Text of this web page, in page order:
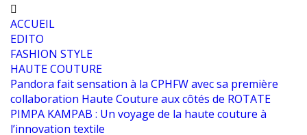
ACCUEIL
EDITO
FASHION STYLE
HAUTE COUTURE
Pandora fait sensation à la CPHFW avec sa première
collaboration Haute Couture aux côtés de ROTATE
PIMPA KAMPAB : Un voyage de la haute couture à
l’innovation textile